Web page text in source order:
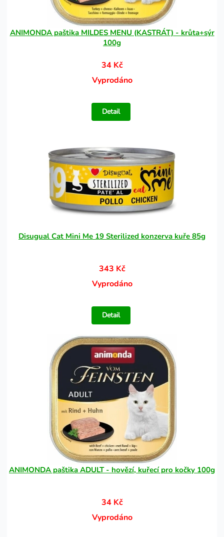
ANIMONDA paštika MILDES MENU (KASTRÁT) - krůta+sýr
100g
34 Kč
Vyprodáno
Detail
Disugual Cat Mini Me 19 Sterilized konzerva kuře 85g
343 Kč
Vyprodáno
Detail
ANIMONDA paštika ADULT - hovězí, kuřecí pro kočky 100g
34 Kč
Vyprodáno